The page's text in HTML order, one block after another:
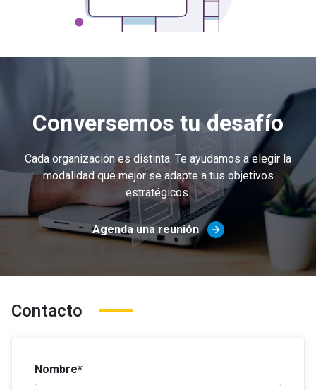
Conversemos tu desafío
Cada organización es distinta. Te ayudamos a elegir la
modalidad que mejor se adapte a tus objetivos
estratégicos.
Agenda una reunión arrow_forward
Contacto
Nombre*